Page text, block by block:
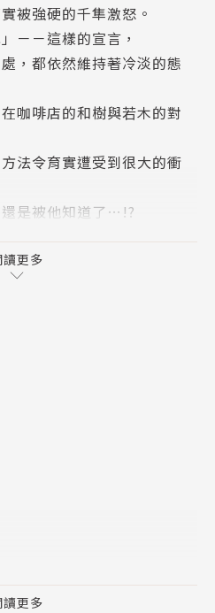
被強硬的千隼激怒。
－－這樣的宣言，
，都依然維持著冷淡的態
咖啡店的和樹與若木的對
法令育實遭受到很大的衝
是被他知道了…!?
－
面下的命運將要開始劇烈轉
讀更多
讀更多